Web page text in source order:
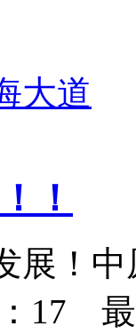
大道
！
展！
17 最